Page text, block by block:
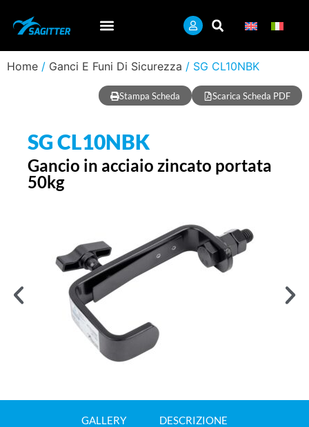
Home / Ganci E Funi Di Sicurezza / SG CL10NBK
Stampa Scheda Scarica Scheda PDF
SG CL10NBK
Gancio in acciaio zincato portata
50kg
GALLERY DESCRIZIONE